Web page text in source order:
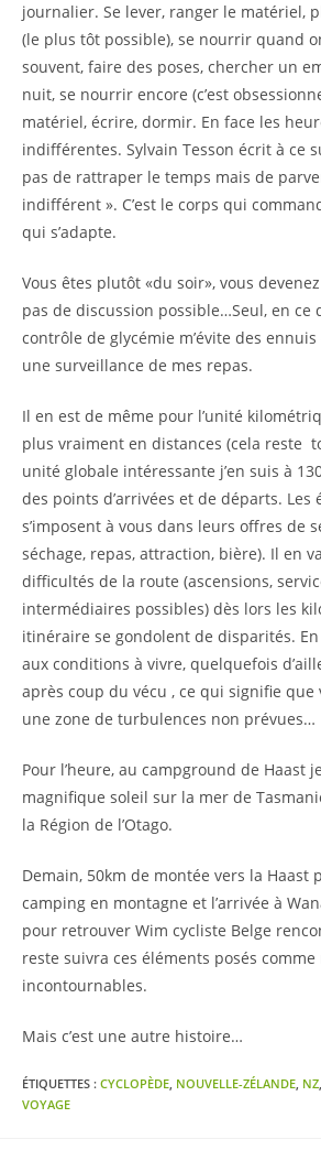
journalier. Se lever, ranger le matériel,
(le plus tôt possible), se nourrir quand
souvent, faire des poses, chercher un
nuit, se nourrir encore (c’est
matériel, écrire, dormir. En face les
indifférentes. Sylvain Tesson écrit à ce
pas de rattraper le temps mais de
indifférent ». C’est le corps qui
qui s’adapte.
Vous êtes plutôt «du soir», vous
pas de discussion possible…Seul, en ce
contrôle de glycémie m’évite des
une surveillance de mes repas.
Il en est de même pour l’unité
plus vraiment en distances (cela reste
unité globale intéressante j’en suis à
des points d’arrivées et de départs. Les
s’imposent à vous dans leurs offres de
séchage, repas, attraction, bière). Il en
difficultés de la route (ascensions,
intermédiaires possibles) dès lors les
itinéraire se gondolent de disparités.
aux conditions à vivre, quelquefois
après coup du vécu , ce qui signifie que
une zone de turbulences non prévues…
Pour l’heure, au campground de Haast
magnifique soleil sur la mer de
la Région de l’Otago.
Demain, 50km de montée vers la Haast
camping en montagne et l’arrivée à
pour retrouver Wim cycliste Belge
reste suivra ces éléments posés comme
incontournables.
Mais c’est une autre histoire…
ÉTIQUETTES : CYCLOPÈDE, NOUVELLE-ZÉLANDE, NZ,
VOYAGE